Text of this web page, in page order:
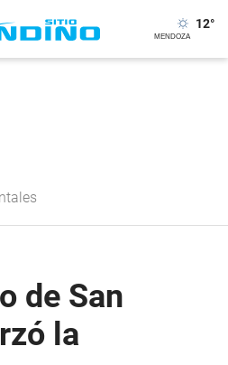
12°
de San
la